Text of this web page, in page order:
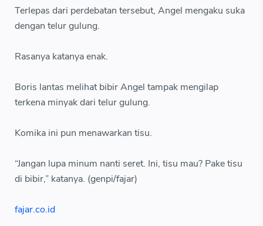
Terlepas dari perdebatan tersebut, Angel mengaku suka
dengan telur gulung.
Rasanya katanya enak.
Boris lantas melihat bibir Angel tampak mengilap
terkena minyak dari telur gulung.
Komika ini pun menawarkan tisu.
“Jangan lupa minum nanti seret. Ini, tisu mau? Pake tisu
di bibir,” katanya. (genpi/fajar)
fajar.co.id